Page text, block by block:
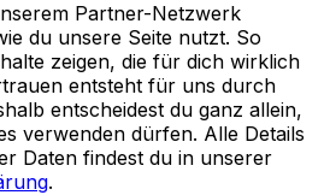
Partner-Netzwerk
du unsere Seite nutzt. So
zeigen, die für dich wirklich
entsteht für uns durch
entscheidest du ganz allein,
verwenden dürfen. Alle Details
Daten findest du in unserer
.